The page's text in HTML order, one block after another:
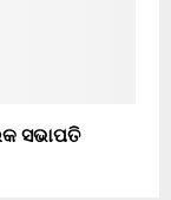
ସଭାପତି